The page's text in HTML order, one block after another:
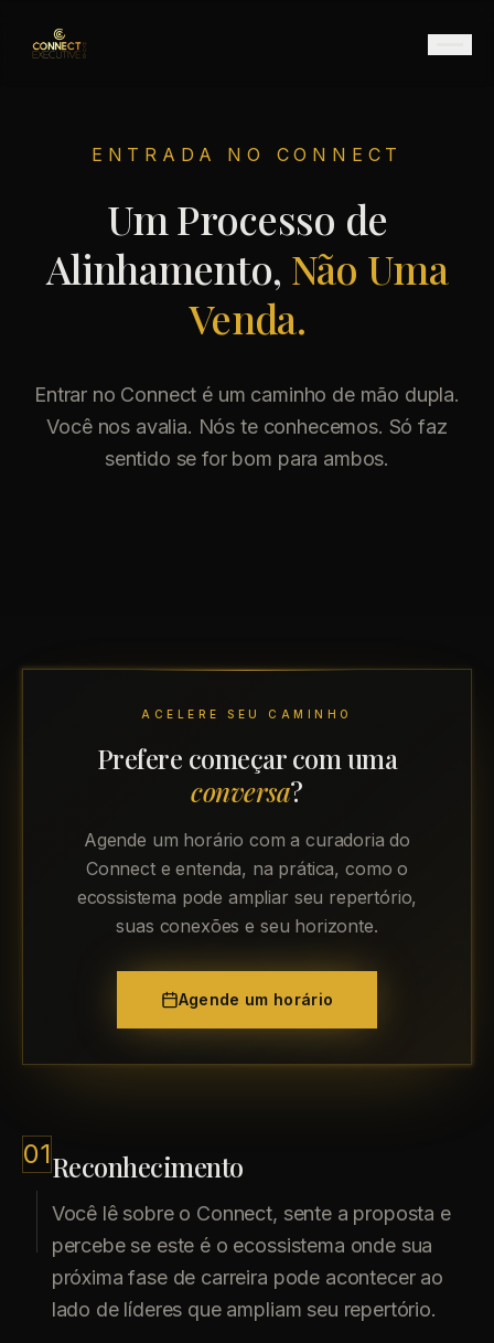
ENTRADA NO CONNECT
Um Processo de
Alinhamento, Não Uma
Venda.
Entrar no Connect é um caminho de mão dupla.
Você nos avalia. Nós te conhecemos. Só faz
sentido se for bom para ambos.
ACELERE SEU CAMINHO
Prefere começar com uma
conversa?
Agende um horário com a curadoria do
Connect e entenda, na prática, como o
ecossistema pode ampliar seu repertório,
suas conexões e seu horizonte.
Agende um horário
01Reconhecimento
Você lê sobre o Connect, sente a proposta e
percebe se este é o ecossistema onde sua
próxima fase de carreira pode acontecer ao
lado de líderes que ampliam seu repertório.